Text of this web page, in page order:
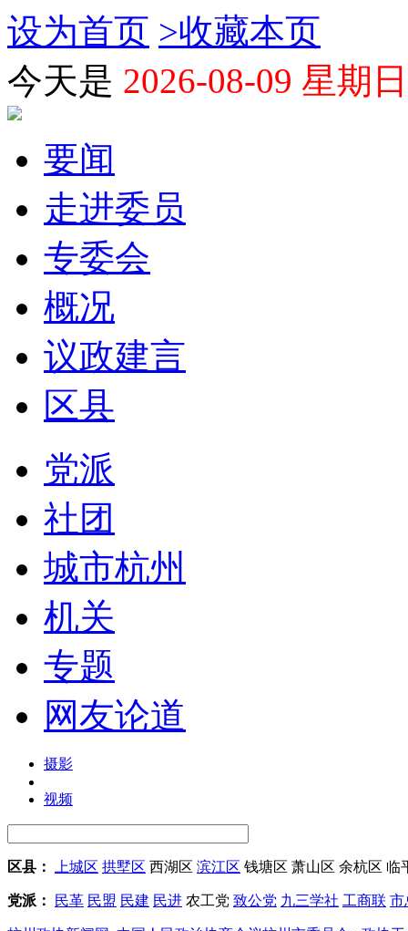
设为首页 >收藏本页
今天是 2026-08-09 星期日
要闻
走进委员
专委会
概况
议政建言
区县
党派
社团
城市杭州
机关
专题
网友论道
摄影
视频
区县： 上城区 拱墅区 西湖区 滨江区 钱塘区 萧山区 余杭区 临
党派： 民革 民盟 民建 民进 农工党 致公党 九三学社 工商联 市